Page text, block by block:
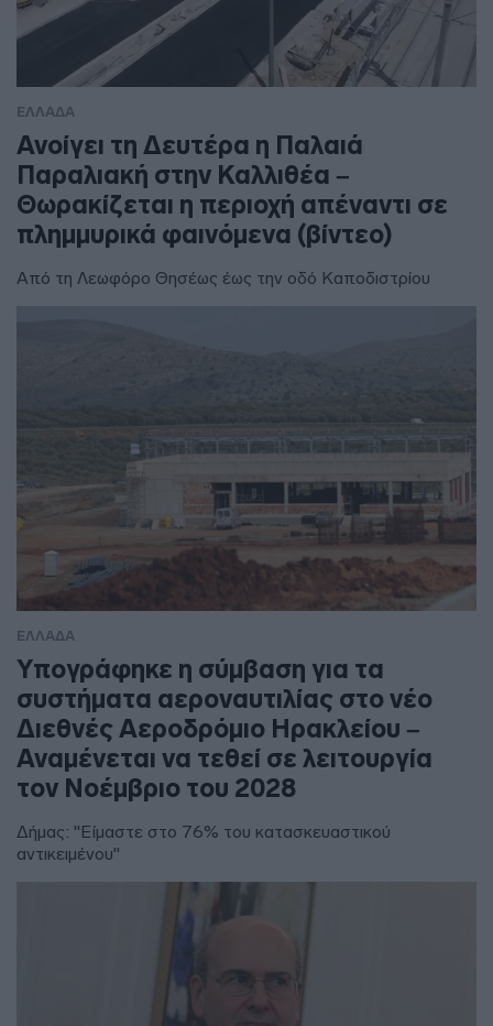
ΕΛΛΑΔΑ
Ανοίγει τη Δευτέρα η Παλαιά
Παραλιακή στην Καλλιθέα –
Θωρακίζεται η περιοχή απέναντι σε
πλημμυρικά φαινόμενα (βίντεο)
Από τη Λεωφόρο Θησέως έως την οδό Καποδιστρίου
ΕΛΛΑΔΑ
Υπογράφηκε η σύμβαση για τα
συστήματα αεροναυτιλίας στο νέο
Διεθνές Αεροδρόμιο Ηρακλείου –
Αναμένεται να τεθεί σε λειτουργία
τον Νοέμβριο του 2028
Δήμας: "Είμαστε στο 76% του κατασκευαστικού
αντικειμένου"